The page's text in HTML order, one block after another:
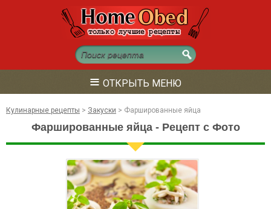
≡ ОТКРЫТЬ МЕНЮ
Кулинарные рецепты > Закуски > Фаршированные яйца
Фаршированные яйца - Рецепт с Фото